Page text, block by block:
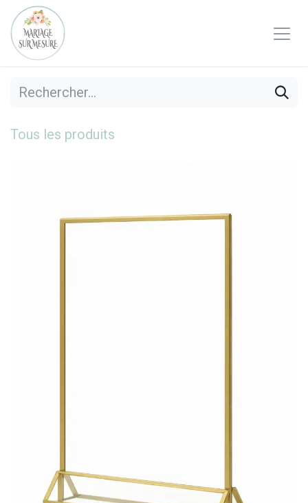
Se rendre au contenu
Tous les produits